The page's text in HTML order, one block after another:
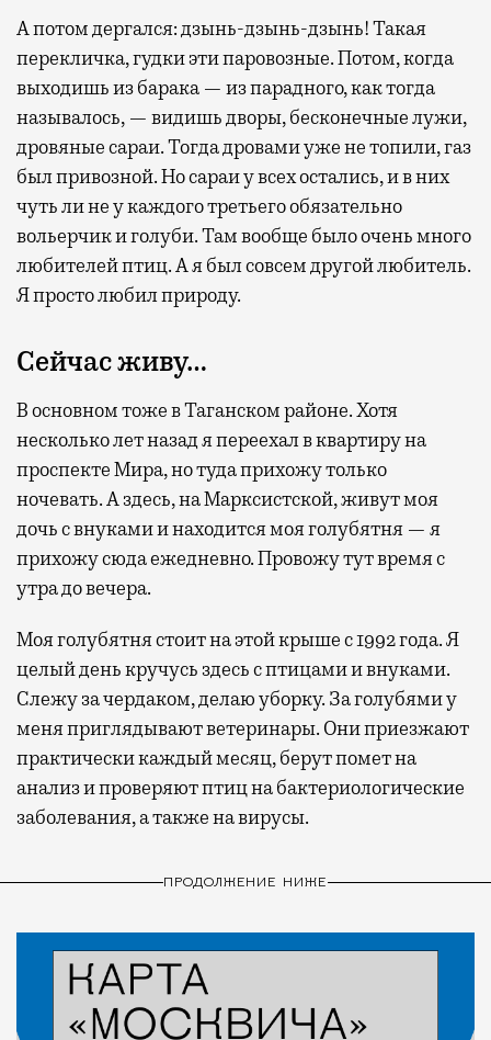
А потом дергался: дзынь-дзынь-дзынь! Такая
перекличка, гудки эти паровозные. Потом, когда
выходишь из барака — из парадного, как тогда
называлось, — видишь дворы, бесконечные лужи,
дровяные сараи. Тогда дровами уже не топили, газ
был привозной. Но сараи у всех остались, и в них
чуть ли не у каждого третьего обязательно
вольерчик и голуби. Там вообще было очень много
любителей птиц. А я был совсем другой любитель.
Я просто любил природу.
Сейчас живу…
В основном тоже в Таганском районе. Хотя
несколько лет назад я переехал в квартиру на
проспекте Мира, но туда прихожу только
ночевать. А здесь, на Марксистской, живут моя
дочь с внуками и находится моя голубятня — я
прихожу сюда ежедневно. Провожу тут время с
утра до вечера.
Моя голубятня стоит на этой крыше с 1992 года. Я
целый день кручусь здесь с птицами и внуками.
Слежу за чердаком, делаю уборку. За голубями у
меня приглядывают ветеринары. Они приезжают
практически каждый месяц, берут помет на
анализ и проверяют птиц на бактериологические
заболевания, а также на вирусы.
ПРОДОЛЖЕНИЕ НИЖЕ